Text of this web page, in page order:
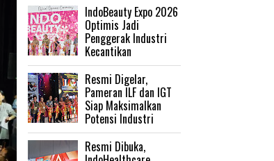
IndoBeauty Expo 2026
Optimis Jadi
Penggerak Industri
Kecantikan
Resmi Digelar,
Pameran ILF dan IGT
Siap Maksimalkan
Potensi Industri
Resmi Dibuka,